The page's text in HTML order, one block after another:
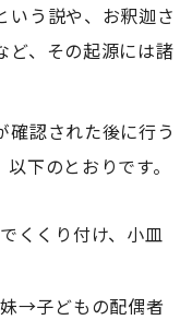
いう説や、お釈迦さ
ど、その起源には諸
確認された後に行う
下のとおりです。
くくり付け、小皿
→子どもの配偶者